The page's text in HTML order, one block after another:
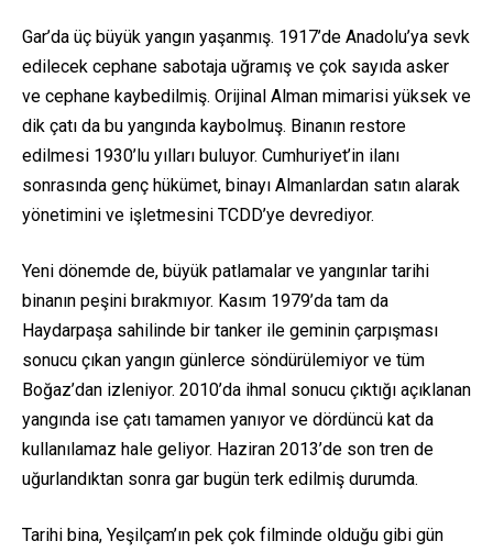
Gar’da üç büyük yangın yaşanmış. 1917’de Anadolu’ya sevk
edilecek cephane sabotaja uğramış ve çok sayıda asker
ve cephane kaybedilmiş. Orijinal Alman mimarisi yüksek ve
dik çatı da bu yangında kaybolmuş. Binanın restore
edilmesi 1930’lu yılları buluyor. Cumhuriyet’in ilanı
sonrasında genç hükümet, binayı Almanlardan satın alarak
yönetimini ve işletmesini TCDD’ye devrediyor.
Yeni dönemde de, büyük patlamalar ve yangınlar tarihi
binanın peşini bırakmıyor. Kasım 1979’da tam da
Haydarpaşa sahilinde bir tanker ile geminin çarpışması
sonucu çıkan yangın günlerce söndürülemiyor ve tüm
Boğaz’dan izleniyor. 2010’da ihmal sonucu çıktığı açıklanan
yangında ise çatı tamamen yanıyor ve dördüncü kat da
kullanılamaz hale geliyor. Haziran 2013’de son tren de
uğurlandıktan sonra gar bugün terk edilmiş durumda.
Tarihi bina, Yeşilçam’ın pek çok filminde olduğu gibi gün